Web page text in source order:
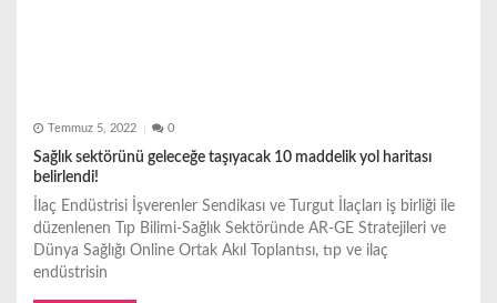
Temmuz 5, 2022 0
Sağlık sektörünü geleceğe taşıyacak 10 maddelik yol haritası
belirlendi!
İlaç Endüstrisi İşverenler Sendikası ve Turgut İlaçları iş birliği ile
düzenlenen Tıp Bilimi-Sağlık Sektöründe AR-GE Stratejileri ve
Dünya Sağlığı Online Ortak Akıl Toplantısı, tıp ve ilaç
endüstrisin